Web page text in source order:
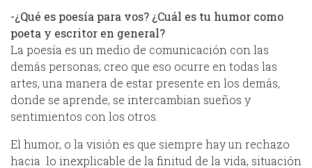
-¿Qué es poesía para vos? ¿Cuál es tu humor como
poeta y escritor en general?
La poesía es un medio de comunicación con las
demás personas; creo que eso ocurre en todas las
artes, una manera de estar presente en los demás,
donde se aprende, se intercambian sueños y
sentimientos con los otros.
El humor, o la visión es que siempre hay un rechazo
hacia lo inexplicable de la finitud de la vida, situación